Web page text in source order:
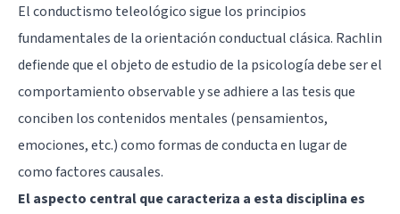
El conductismo teleológico sigue los principios
fundamentales de la orientación conductual clásica. Rachlin
defiende que el objeto de estudio de la psicología debe ser el
comportamiento observable y se adhiere a las tesis que
conciben los contenidos mentales (pensamientos,
emociones, etc.) como formas de conducta en lugar de
como factores causales.
El aspecto central que caracteriza a esta disciplina es